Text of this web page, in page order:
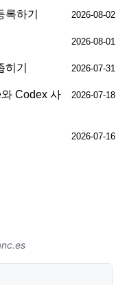
하기 2026-08-02
2026-08-01
기 2026-07-31
Codex 사
2026-07-18
2026-07-16